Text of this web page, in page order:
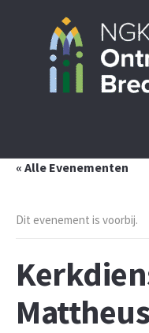
« Alle Evenementen
Dit evenement is voorbij.